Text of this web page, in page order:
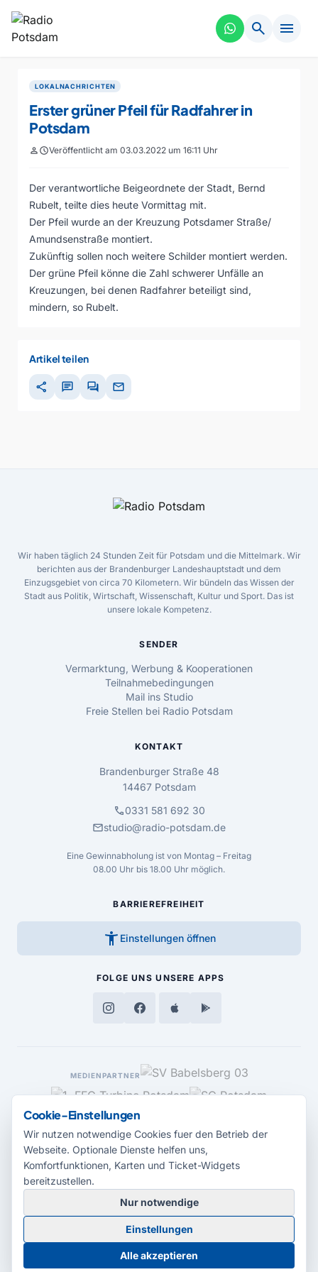
search menu
LOKALNACHRICHTEN
Erster grüner Pfeil für Radfahrer in
Potsdam
personscheduleVeröffentlicht am 03.03.2022 um 16:11 Uhr
Der verantwortliche Beigeordnete der Stadt, Bernd
Rubelt, teilte dies heute Vormittag mit.
Der Pfeil wurde an der Kreuzung Potsdamer Straße/
Amundsenstraße montiert.
Zukünftig sollen noch weitere Schilder montiert werden.
Der grüne Pfeil könne die Zahl schwerer Unfälle an
Kreuzungen, bei denen Radfahrer beteiligt sind,
mindern, so Rubelt.
Artikel teilen
share chat forum mail
Wir haben täglich 24 Stunden Zeit für Potsdam und die Mittelmark. Wir
berichten aus der Brandenburger Landeshauptstadt und dem
Einzugsgebiet von circa 70 Kilometern. Wir bündeln das Wissen der
Stadt aus Politik, Wirtschaft, Wissenschaft, Kultur und Sport. Das ist
unsere lokale Kompetenz.
SENDER
Vermarktung, Werbung & Kooperationen
Teilnahmebedingungen
Mail ins Studio
Freie Stellen bei Radio Potsdam
KONTAKT
Brandenburger Straße 48
14467 Potsdam
call0331 581 692 30
mailstudio@radio-potsdam.de
Eine Gewinnabholung ist von Montag – Freitag
08.00 Uhr bis 18.00 Uhr möglich.
BARRIEREFREIHEIT
accessibility_new Einstellungen öffnen
FOLGE UNS UNSERE APPS
MEDIENPARTNER
© 2026 Radio Potsdam. Webseite entwickelt durch dieMedienagentur
Babelsberg
BarrierefreiheitserklärungAGBDatenschutzImpressum
Cookie-Einstellungen
Cookie-Einstellungen
Wir nutzen notwendige Cookies fuer den Betrieb der
Webseite. Optionale Dienste helfen uns,
Komfortfunktionen, Karten und Ticket-Widgets
bereitzustellen.
Nur notwendige
Einstellungen
Alle akzeptieren